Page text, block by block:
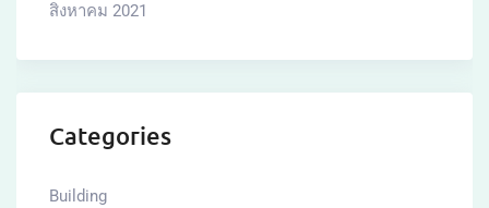
สิงหาคม 2021
Categories
Building